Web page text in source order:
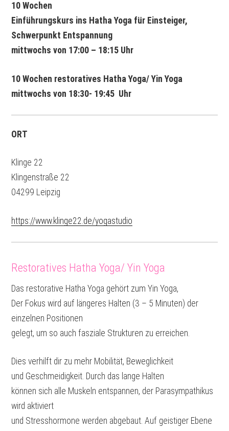
10 Wochen
Einführungskurs ins Hatha Yoga für Einsteiger,
Schwerpunkt Entspannung
mittwochs von 17:00 – 18:15 Uhr
10 Wochen restoratives Hatha Yoga/ Yin Yoga
mittwochs von 18:30- 19:45 Uhr
ORT
Klinge 22
Klingenstraße 22
04299 Leipzig
https://www.klinge22.de/yogastudio
Restoratives Hatha Yoga/ Yin Yoga
Das restorative Hatha Yoga gehört zum Yin Yoga,
Der Fokus wird auf längeres Halten (3 – 5 Minuten) der
einzelnen Positionen
gelegt, um so auch fasziale Strukturen zu erreichen.
Dies verhilft dir zu mehr Mobilität, Beweglichkeit
und Geschmeidigkeit. Durch das lange Halten
können sich alle Muskeln entspannen, der Parasympathikus
wird aktiviert
und Stresshormone werden abgebaut. Auf geistiger Ebene